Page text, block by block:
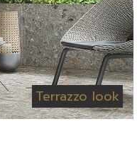
Terrazzo look